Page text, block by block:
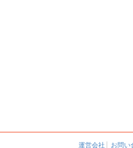
運営会社 お問い